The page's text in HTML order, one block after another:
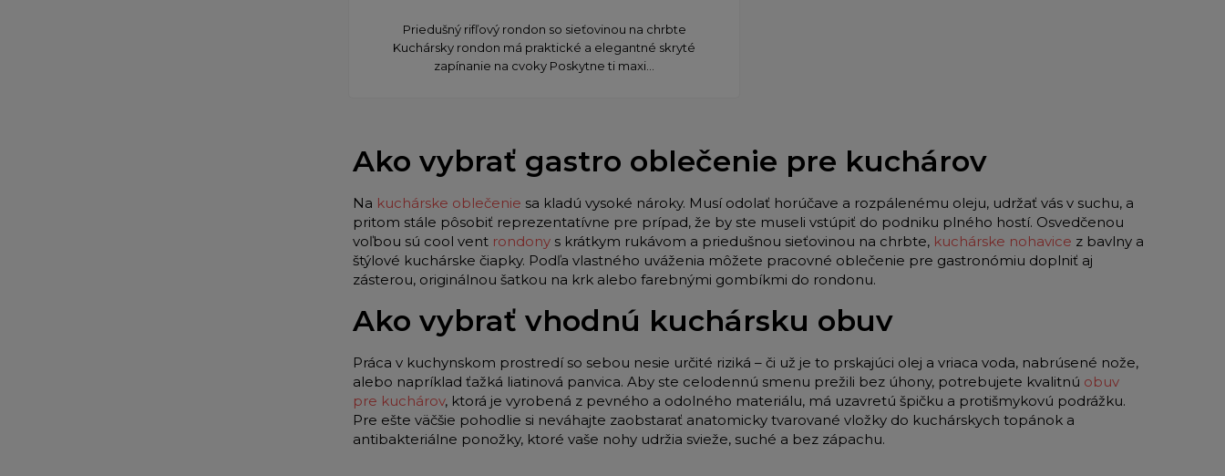
​Priedušný rifľový rondon so sieťovinou na chrbte
Kuchársky rondon má praktické a elegantné skryté
zapínanie na cvoky Poskytne ti maxi...
Ako vybrať gastro oblečenie pre kuchárov
Na kuchárske oblečenie sa kladú vysoké nároky. Musí odolať horúčave a rozpálenému oleju, udržať vás v suchu, a
pritom stále pôsobiť reprezentatívne pre prípad, že by ste museli vstúpiť do podniku plného hostí. Osvedčenou
voľbou sú cool vent rondony s krátkym rukávom a priedušnou sieťovinou na chrbte, kuchárske nohavice z bavlny a
štýlové kuchárske čiapky. Podľa vlastného uváženia môžete pracovné oblečenie pre gastronómiu doplniť aj
zásterou, originálnou šatkou na krk alebo farebnými gombíkmi do rondonu.
Ako vybrať vhodnú kuchársku obuv
Práca v kuchynskom prostredí so sebou nesie určité riziká – či už je to prskajúci olej a vriaca voda, nabrúsené nože,
alebo napríklad ťažká liatinová panvica. Aby ste celodennú smenu prežili bez úhony, potrebujete kvalitnú obuv
pre kuchárov, ktorá je vyrobená z pevného a odolného materiálu, má uzavretú špičku a protišmykovú podrážku.
Pre ešte väčšie pohodlie si neváhajte zaobstarať anatomicky tvarované vložky do kuchárskych topánok a
antibakteriálne ponožky, ktoré vaše nohy udržia svieže, suché a bez zápachu.